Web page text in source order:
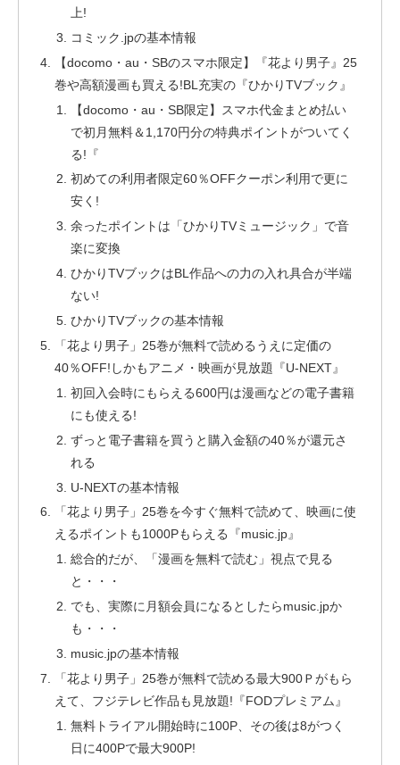
上!
コミック.jpの基本情報
【docomo・au・SBのスマホ限定】『花より男子』25
巻や高額漫画も買える!BL充実の『ひかりTVブック』
【docomo・au・SB限定】スマホ代金まとめ払い
で初月無料＆1,170円分の特典ポイントがついてく
る!『
初めての利用者限定60％OFFクーポン利用で更に
安く!
余ったポイントは「ひかりTVミュージック」で音
楽に変換
ひかりTVブックはBL作品への力の入れ具合が半端
ない!
ひかりTVブックの基本情報
「花より男子」25巻が無料で読めるうえに定価の
40％OFF!しかもアニメ・映画が見放題『U-NEXT』
初回入会時にもらえる600円は漫画などの電子書籍
にも使える!
ずっと電子書籍を買うと購入金額の40％が還元さ
れる
U-NEXTの基本情報
「花より男子」25巻を今すぐ無料で読めて、映画に使
えるポイントも1000Pもらえる『music.jp』
総合的だが、「漫画を無料で読む」視点で見る
と・・・
でも、実際に月額会員になるとしたらmusic.jpか
も・・・
music.jpの基本情報
「花より男子」25巻が無料で読める最大900Ｐがもら
えて、フジテレビ作品も見放題!『FODプレミアム』
無料トライアル開始時に100P、その後は8がつく
日に400Pで最大900P!